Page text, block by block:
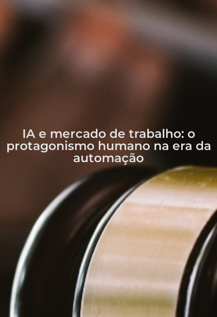
IA e mercado de trabalho: o
protagonismo humano na era da
automação